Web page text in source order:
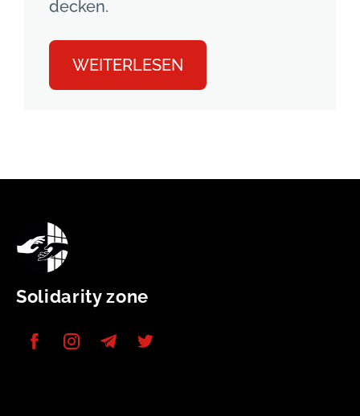
decken.
WEITERLESEN
Solidarity zone